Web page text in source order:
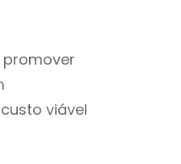
promover
viável